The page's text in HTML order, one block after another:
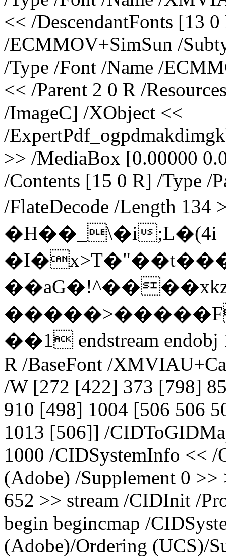
<< /DescendantFonts [13
/ECMMOV+SimSun /
/Type /Font /Name /
<< /Parent 2 0 R /
/ImageC] /XObject <<
/
>> /MediaBox [0.00000
/Contents [15 0 R] /Type /
/FlateDecode /Length
�H��_\�i;L�(4i
��1 endstream endobj
R /BaseFont /
/W [272 [422] 373 [798]
910 [498] 1004 [506 506
1013 [506]] /
1000 /CIDSystemInfo <<
(Adobe) /Supplement 0
652 >> stream /CIDInit /
begin begincmap /
(Adobe)/Ordering (UCS)/